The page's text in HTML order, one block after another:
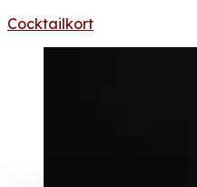
Cocktailkort